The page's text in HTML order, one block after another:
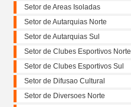
Setor de Areas Isoladas
Setor de Autarquias Norte
Setor de Autarquias Sul
Setor de Clubes Esportivos Norte
Setor de Clubes Esportivos Sul
Setor de Difusao Cultural
Setor de Diversoes Norte